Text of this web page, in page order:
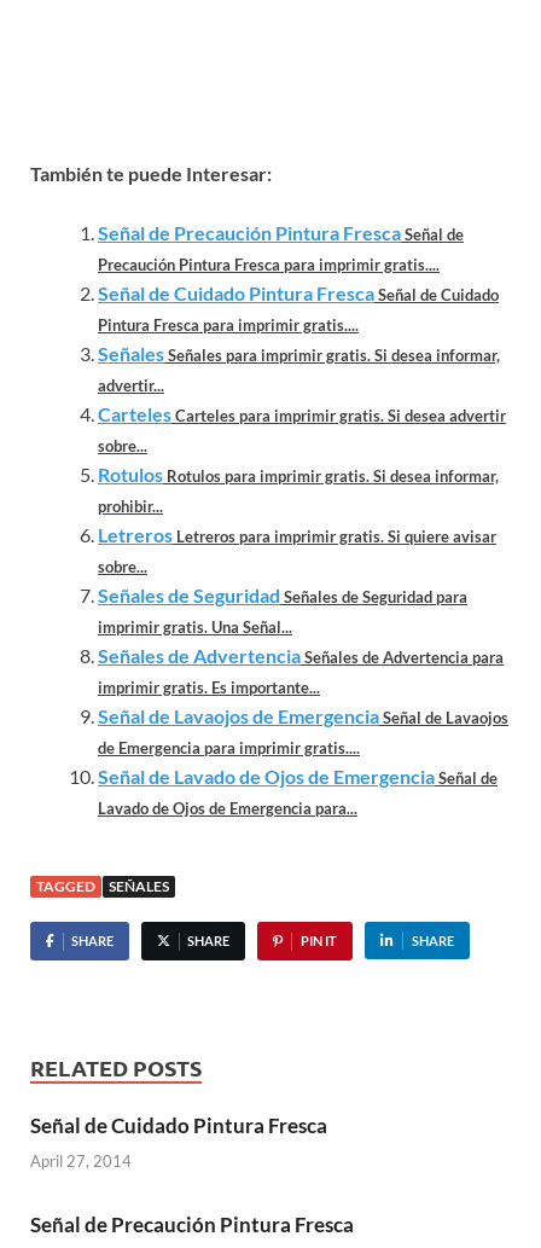
También te puede Interesar:
Señal de Precaución Pintura FrescaSeñal de
Precaución Pintura Fresca para imprimir gratis....
Señal de Cuidado Pintura FrescaSeñal de Cuidado
Pintura Fresca para imprimir gratis....
SeñalesSeñales para imprimir gratis. Si desea informar,
advertir...
CartelesCarteles para imprimir gratis. Si desea advertir
sobre...
Rotulos Rotulos para imprimir gratis. Si desea informar,
prohibir...
Letreros Letreros para imprimir gratis. Si quiere avisar
sobre...
Señales de Seguridad Señales de Seguridad para
imprimir gratis. Una Señal...
Señales de AdvertenciaSeñales de Advertencia para
imprimir gratis. Es importante...
Señal de Lavaojos de EmergenciaSeñal de Lavaojos
de Emergencia para imprimir gratis....
Señal de Lavado de Ojos de EmergenciaSeñal de
Lavado de Ojos de Emergencia para...
TAGGED SEÑALES
SHARE SHARE PIN IT SHARE
RELATED POSTS
Señal de Cuidado Pintura Fresca
April 27, 2014
Señal de Precaución Pintura Fresca